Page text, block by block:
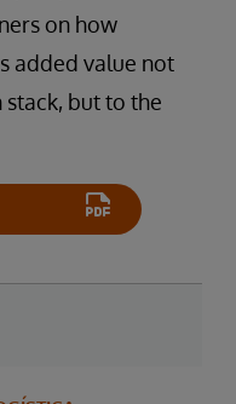
on how
added value not
but to the